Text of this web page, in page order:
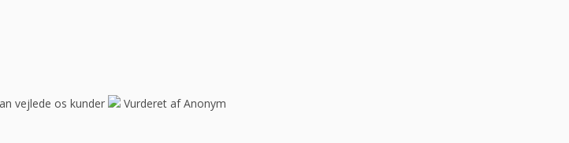
vejlede os kunder
Vurderet af Anonym